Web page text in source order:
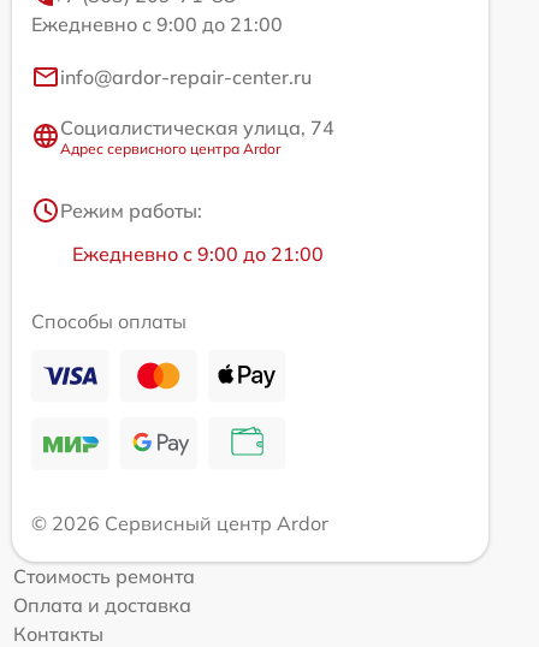
Ежедневно с 9:00 до 21:00
info@ardor-repair-center.ru
Социалистическая улица, 74
Адрес сервисного центра Ardor
Режим работы:
Ежедневно с 9:00 до 21:00
Способы оплаты
© 2026 Сервисный центр Ardor
Стоимость ремонта
Оплата и доставка
Контакты